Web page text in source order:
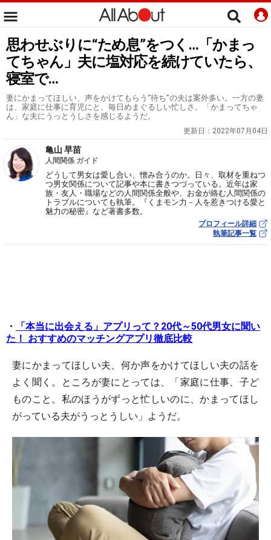
思わせぶりに“ため息”をつく…「かまっ
てちゃん」夫に塩対応を続けていたら、
寝室で…
妻にかまってほしい、声をかけてもらう“待ち”の夫は案外多い。一方の妻
は、家庭に仕事に育児にと、毎日めまぐるしい忙しさ。「かまってちゃ
ん」な夫にうっとうしさを感じるようだ。
更新日： 2022年07月04日
亀山 早苗
人間関係 ガイド
どうして男女は愛し合い、憎み合うのか。日々、取材を重ねつ
つ男女関係について記事や本に書きつづっている。近年は家
族・友人・職場などの人間関係全般や、お金が絡む人間関係の
トラブルについても執筆。『くまモン力－人を惹きつける愛と
魅力の秘密』など著書多数。
プロフィール詳細
執筆記事一覧
・
「本当に出会える」アプリって？20代～50代男女に聞い
た！ おすすめのマッチングアプリ徹底比較
妻にかまってほしい夫、何か声をかけてほしい夫の話を
よく聞く。ところが妻にとっては、「家庭に仕事、子ど
ものこと。私のほうがずっと忙しいのに、かまってほし
がっている夫がうっとうしい」ようだ。